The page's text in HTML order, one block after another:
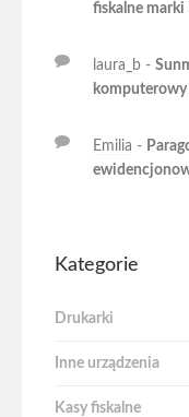
fiskalne marki
laura_b -
komputerowy
Emilia -
Kategorie
Drukarki
Inne urządzenia
Kasy fiskalne